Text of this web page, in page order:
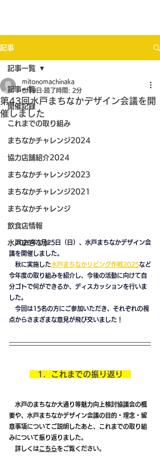
記事
記事一覧
開催記録
これまでの取り組み
まちなかチャレンジ2024
協力店舗紹介2024
まちなかチャレンジ2023
まちなかチャレンジ2021
まちなかチャレンジ
飲食店情報
水戸まちなか
記事一覧
第43回水戸まちなかデザイン会議を開
催しました
mitonomachinaka
6月9日 読了時間: 2分
2026年1月25日（日）、水戸まちなかデザイン会
議を開催しました。
秋に実施した水戸まちなかリビング作戦2025など
今年度の取り組みを紹介し、今後の活動に向けて自
分ゴトで何ができるか、ディスカッションを行いま
した。
今回は15名の方にご参加いただき、 それぞれの視
点からさまざまな意見が飛び交いました！
1．これまでの振り返り
水戸のまちなか大通り等魅力向上検討協議会の概
要や、水戸まちなかデザイン会議の目的・理念・留
意事項についてご説明したあと、これまでの取り組
みについて振り返りました。
詳しくはこちらをご覧ください。